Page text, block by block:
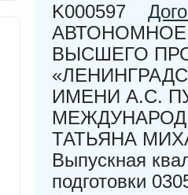
K000597
ВЫСШЕГО
ИМЕНИ А.С.
ТАТЬЯНА
Выпускная
подготовки